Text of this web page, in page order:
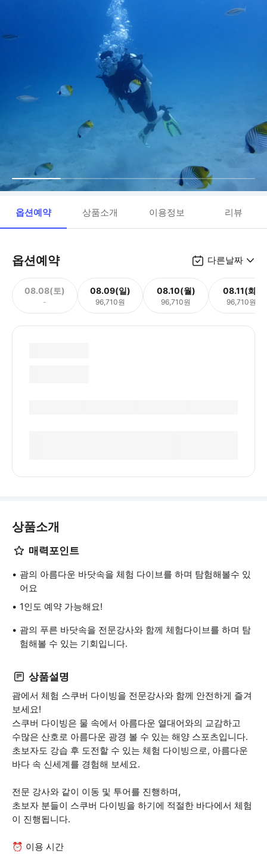
옵션예약 상품소개 이용정보 리뷰
옵션예약 다른날짜
08.08(토)
-
08.09(일)
96,710원
08.10(월)
96,710원
08.11(화)
96,710원
상품소개
매력포인트
괌의 아름다운 바닷속을 체험 다이브를 하며 탐험해볼수 있
어요
1인도 예약 가능해요!
괌의 푸른 바닷속을 전문강사와 함께 체험다이브를 하며 탐
험해볼 수 있는 기회입니다.
상품설명
괌에서 체험 스쿠버 다이빙을 전문강사와 함께 안전하게 즐겨
보세요!
스쿠버 다이빙은 물 속에서 아름다운 열대어와의 교감하고
수많은 산호로 아름다운 광경 볼 수 있는 해양 스포츠입니다.
초보자도 강습 후 도전할 수 있는 체험 다이빙으로, 아름다운
바다 속 신세계를 경험해 보세요.
전문 강사와 같이 이동 및 투어를 진행하며,
초보자 분들이 스쿠버 다이빙을 하기에 적절한 바다에서 체험
이 진행됩니다.
⏰ 이용 시간